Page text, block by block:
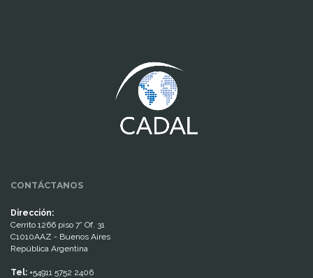
CONTÁCTANOS
Dirección:
Cerrito 1266 piso 7° Of. 31
C1010AAZ - Buenos Aires
República Argentina
Tel: +54911 5752 2406